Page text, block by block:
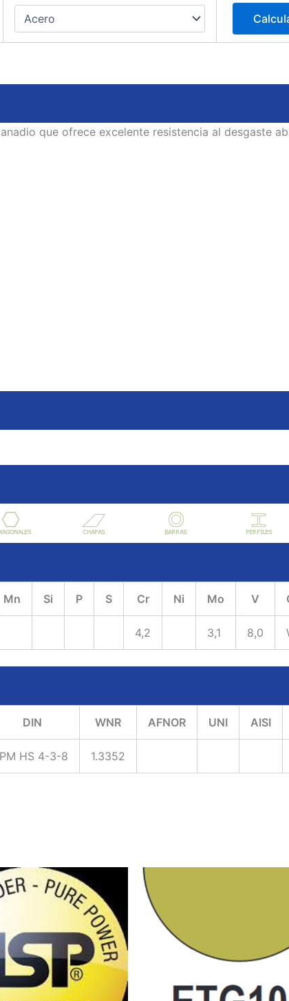
que ofrece excelente resistencia al desgaste
Mn Si P S Cr Ni Mo V
4,2 3,1 8,0
DIN WNR AFNOR UNI AISI
PM HS 4-3-8 1.3352